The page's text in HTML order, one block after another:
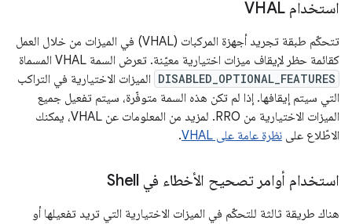
استخدام VHAL
تتحكّم طبقة تجريد أجهزة المركبات (VHAL) في الميزات من خلال العمل
كقائمة حظر لإيقاف ميزات اختيارية معيّنة. تعرض السمة VHAL المسماة
DISABLED_OPTIONAL_FEATURES الميزات الاختيارية في التراكب
التي سيتم إيقافها. إذا لم تكن هذه السمة متوفّرة، سيتم تفعيل جميع
الميزات الاختيارية من RRO. لمزيد من المعلومات عن VHAL، يمكنك
الاطّلاع على نظرة عامة على VHAL .
استخدام أوامر تصحيح الأخطاء في Shell
هناك طريقة ثالثة للتحكّم في الميزات الاختيارية التي تريد تفعيلها أو